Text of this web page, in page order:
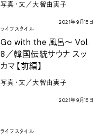
写真・文／大智由実子
2021年9月 15 日
ライフスタイル
Go with the 風呂〜 Vol.
8 ／韓国伝統サウナ スッ
カマ【前編】
写真・文／大智由実子
2021年9月 15 日
ライフスタイル